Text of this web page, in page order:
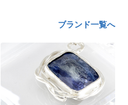
ブランド一覧へ